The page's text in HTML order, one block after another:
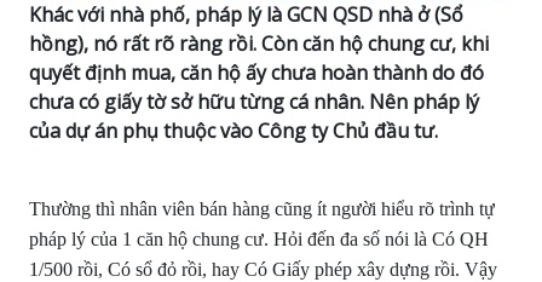
Khác với nhà phố, pháp lý là GCN QSD nhà ở (Sổ
hồng), nó rất rõ ràng rồi. Còn căn hộ chung cư, khi
quyết định mua, căn hộ ấy chưa hoàn thành do đó
chưa có giấy tờ sở hữu từng cá nhân. Nên pháp lý
của dự án phụ thuộc vào Công ty Chủ đầu tư.
Thường thì nhân viên bán hàng cũng ít người hiểu rõ trình tự
pháp lý của 1 căn hộ chung cư. Hỏi đến đa số nói là Có QH
1/500 rồi, Có sổ đỏ rồi, hay Có Giấy phép xây dựng rồi. Vậy